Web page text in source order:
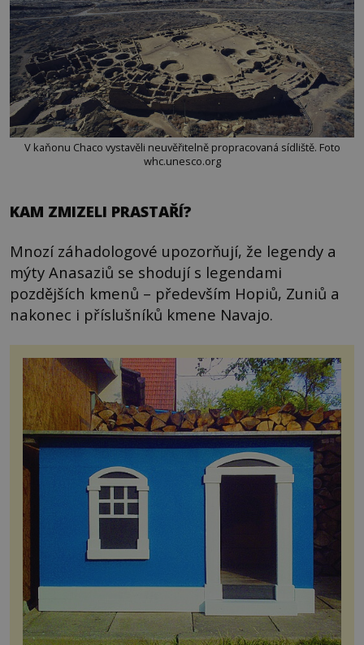
V kaňonu Chaco vystavěli neuvěřitelně propracovaná sídliště. Foto
whc.unesco.org
KAM ZMIZELI PRASTAŘÍ?
Mnozí záhadologové upozorňují, že legendy a
mýty Anasaziů se shodují s legendami
pozdějších kmenů – především Hopiů, Zuniů a
nakonec i příslušníků kmene Navajo.